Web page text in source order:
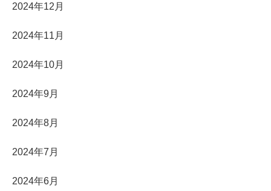
2024年12月
2024年11月
2024年10月
2024年9月
2024年8月
2024年7月
2024年6月